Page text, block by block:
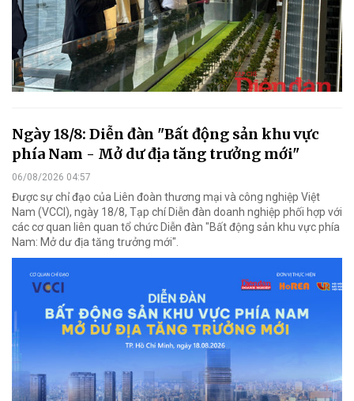
Ngày 18/8: Diễn đàn "Bất động sản khu vực
phía Nam - Mở dư địa tăng trưởng mới"
06/08/2026 04:57
Được sự chỉ đạo của Liên đoàn thương mại và công nghiệp Việt
Nam (VCCI), ngày 18/8, Tạp chí Diễn đàn doanh nghiệp phối hợp với
các cơ quan liên quan tổ chức Diễn đàn "Bất động sản khu vực phía
Nam: Mở dư địa tăng trưởng mới".